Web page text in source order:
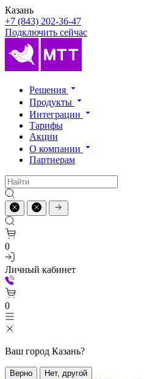
Казань
+7 (843) 202-36-47
Подключить сейчас
Решения
Продукты
Интеграции
Тарифы
Акции
О компании
Партнерам
0
Личный кабинет
0
Ваш город Казань?
Верно Нет, другой